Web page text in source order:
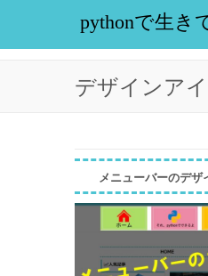
pythonで生き
デザインア
メニューバーのデザ